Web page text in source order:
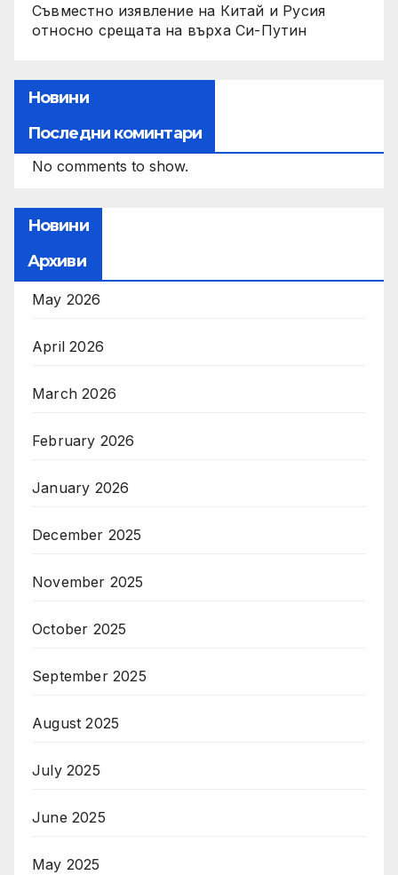
Съвместно изявление на Китай и Русия
относно срещата на върха Си-Путин
Новини
Последни коминтари
No comments to show.
Новини
Архиви
May 2026
April 2026
March 2026
February 2026
January 2026
December 2025
November 2025
October 2025
September 2025
August 2025
July 2025
June 2025
May 2025